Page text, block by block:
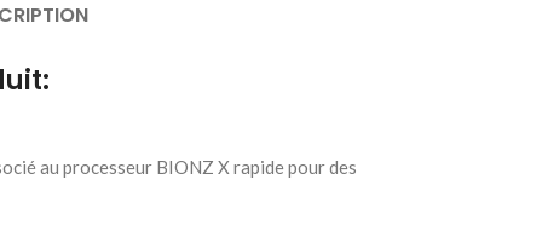
au processeur BIONZ X rapide pour des